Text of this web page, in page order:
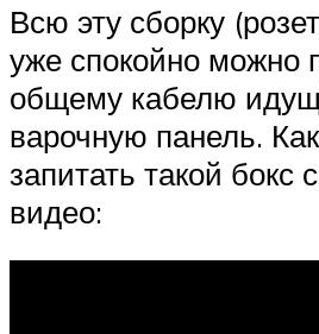
Всю эту сборку
уже спокойно можно
общему кабелю
варочную панель.
запитать такой бокс
видео: